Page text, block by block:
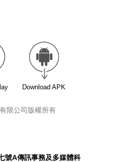
Download APK
限公司版權所有
號A傳訊事務及多媒體科